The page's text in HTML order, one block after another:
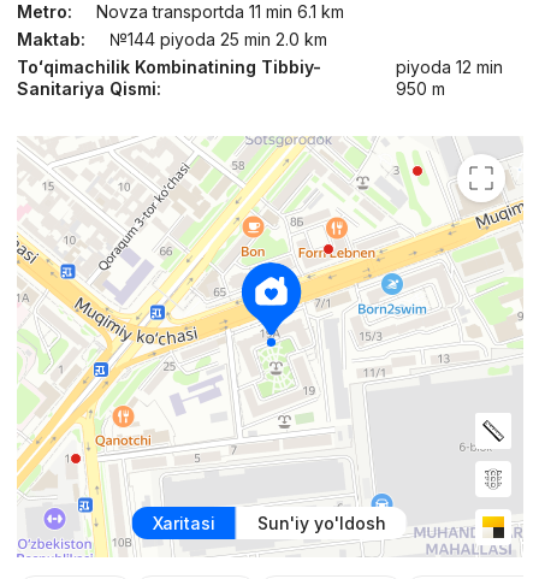
Metro:
Novza transportda 11 min 6.1 km
Maktab:
№144 piyoda 25 min 2.0 km
Toʻqimachilik Kombinatining Tibbiy-
Sanitariya Qismi:
piyoda 12 min
950 m
Xaritasi Sun'iy yo'ldosh